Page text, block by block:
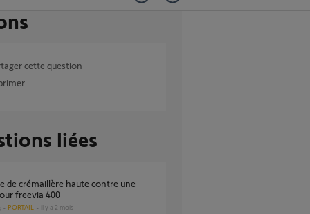
cette question
liées
freevia 400
PORTAIL il y a 2 mois